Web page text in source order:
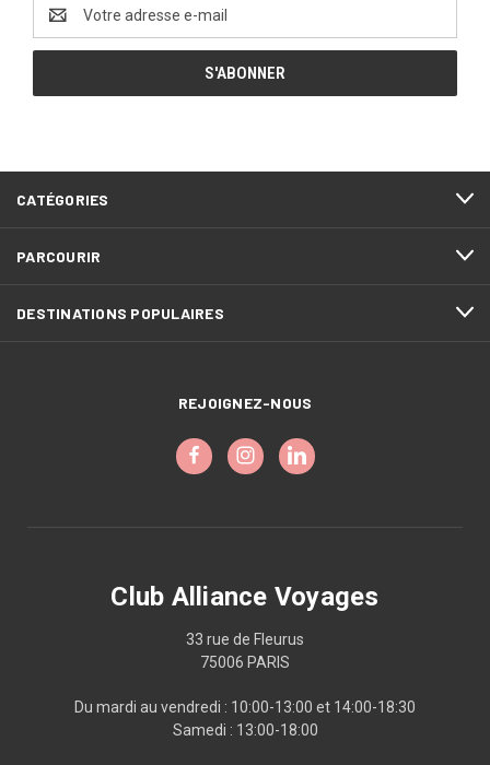
mail
CATÉGORIES
PARCOURIR
DESTINATIONS POPULAIRES
REJOIGNEZ-NOUS
Club Alliance Voyages
33 rue de Fleurus
75006 PARIS
Du mardi au vendredi : 10:00-13:00 et 14:00-18:30
Samedi : 13:00-18:00